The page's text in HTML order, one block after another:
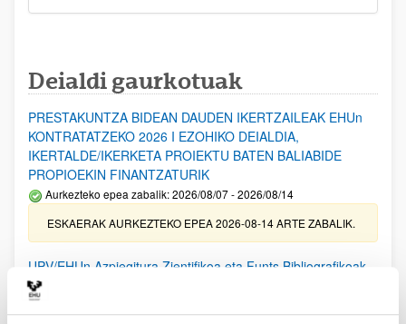
Deialdi gaurkotuak
PRESTAKUNTZA BIDEAN DAUDEN IKERTZAILEAK EHUn
KONTRATATZEKO 2026 I EZOHIKO DEIALDIA,
IKERTALDE/IKERKETA PROIEKTU BATEN BALIABIDE
PROPIOEKIN FINANTZATURIK
Aurkezteko epea zabalik: 2026/08/07 - 2026/08/14
ESKAERAK AURKEZTEKO EPEA 2026-08-14 ARTE ZABALIK.
UPV/EHUn Azpiegitura Zientifikoa eta Funts Bibliografikoak
erosi eta berritzeko laguntzak 2026